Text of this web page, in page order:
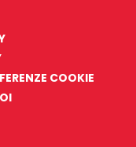
COOKIE